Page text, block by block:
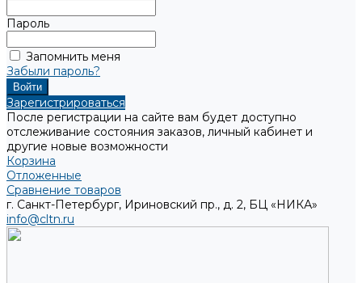
Пароль
Запомнить меня
Забыли пароль?
Зарегистрироваться
После регистрации на сайте вам будет доступно
отслеживание состояния заказов, личный кабинет и
другие новые возможности
Корзина
Отложенные
Сравнение товаров
г. Санкт-Петербург, Ириновский пр., д. 2, БЦ «НИКА»
info@cltn.ru